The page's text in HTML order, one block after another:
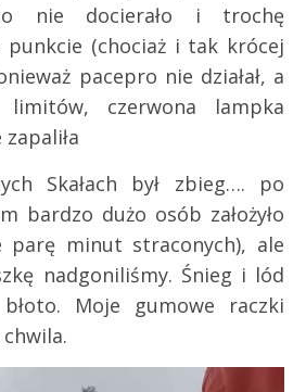
nie docierało i trochę
punkcie (chociaż i tak krócej
pacepro nie działał, a
limitów, czerwona lampka
Skałach był zbieg…. po
bardzo dużo osób założyło
parę minut straconych), ale
nadgoniliśmy. Śnieg i lód
Moje gumowe raczki
chwila.